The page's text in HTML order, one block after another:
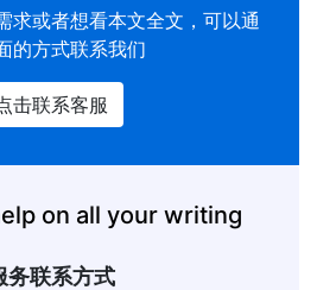
求或者想看本文全文，可以通
的方式联系我们
击联系客服
on all your writing
务联系方式